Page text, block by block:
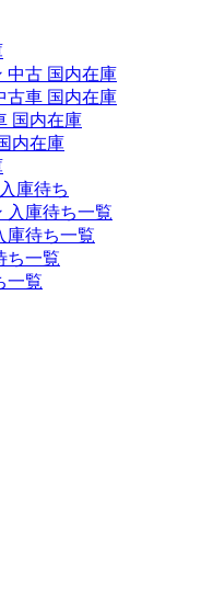
中古 国内在庫
古車 国内在庫
国内在庫
内在庫
庫待ち
入庫待ち一覧
庫待ち一覧
ち一覧
一覧